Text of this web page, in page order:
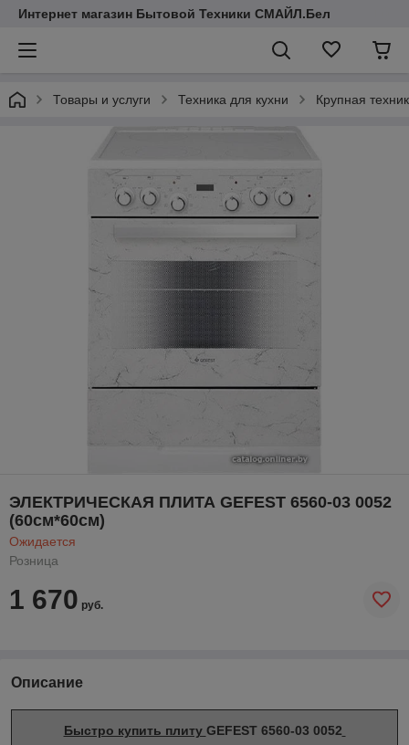
Интернет магазин Бытовой Техники СМАЙЛ.Бел
Товары и услуги Техника для кухни Крупная
ЭЛЕКТРИЧЕСКАЯ ПЛИТА GEFEST 6560-03 0052
(60см*60см)
Ожидается
Розница
1 670 руб.
Описание
Быстро купить плиту GEFEST 6560-03 0052